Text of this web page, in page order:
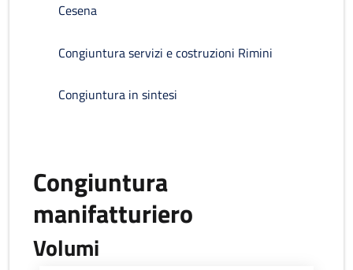
Cesena
Congiuntura servizi e costruzioni Rimini
Congiuntura in sintesi
Congiuntura
manifatturiero
Volumi